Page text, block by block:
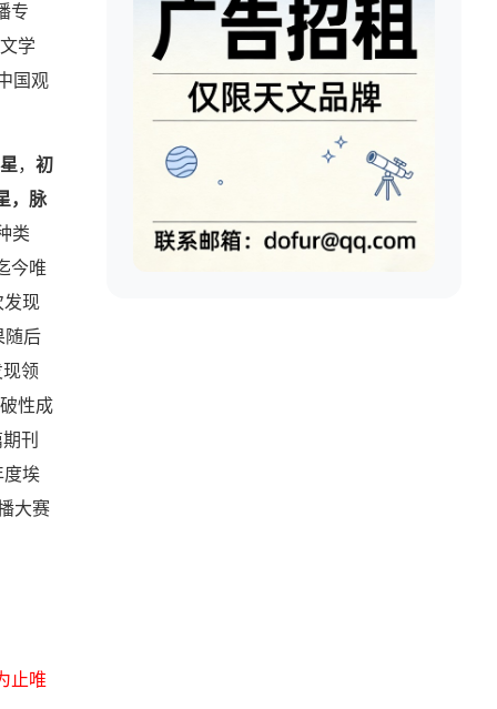
专
学
国观
， 初
， 脉
类
今唯
发现
随后
领
性成
刊
度埃
大赛
止唯